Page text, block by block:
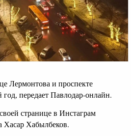
Лермонтова и проспекте
год, передает Павлодар-онлайн.
странице в Инстаграм
Хасар Хабылбеков.